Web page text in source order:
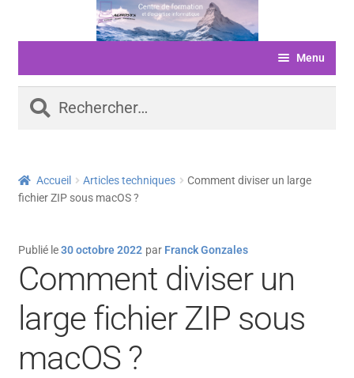
navigation
Menu
ACCUEIL
SERVICES
ACTUALITÉS
INFORMATIONS
FINANCEMENT
Accueil Articles techniques
Comment diviser un large
fichier ZIP sous macOS ?
Publié le30 octobre 2022 par Franck Gonzales
Comment diviser un
large fichier ZIP sous
macOS ?